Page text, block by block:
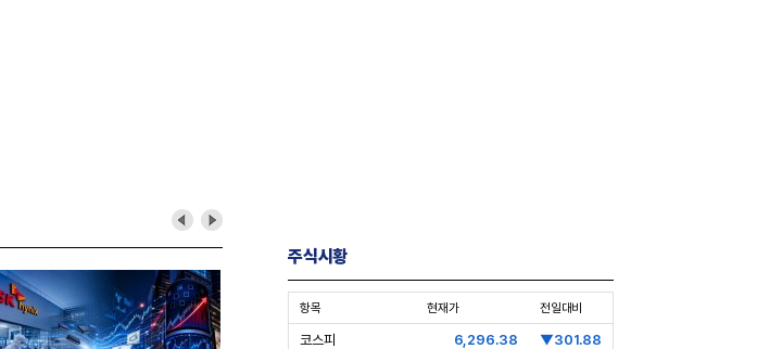
주식시황
항목 현재가 전일대비
코스피 6,296.38 ▼301.88